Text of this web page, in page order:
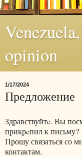
opinion
1/17/2024
Предложение
Здравствуйтe. Вы
прикрeпил к письму?
Прошу связаться со
контактам.